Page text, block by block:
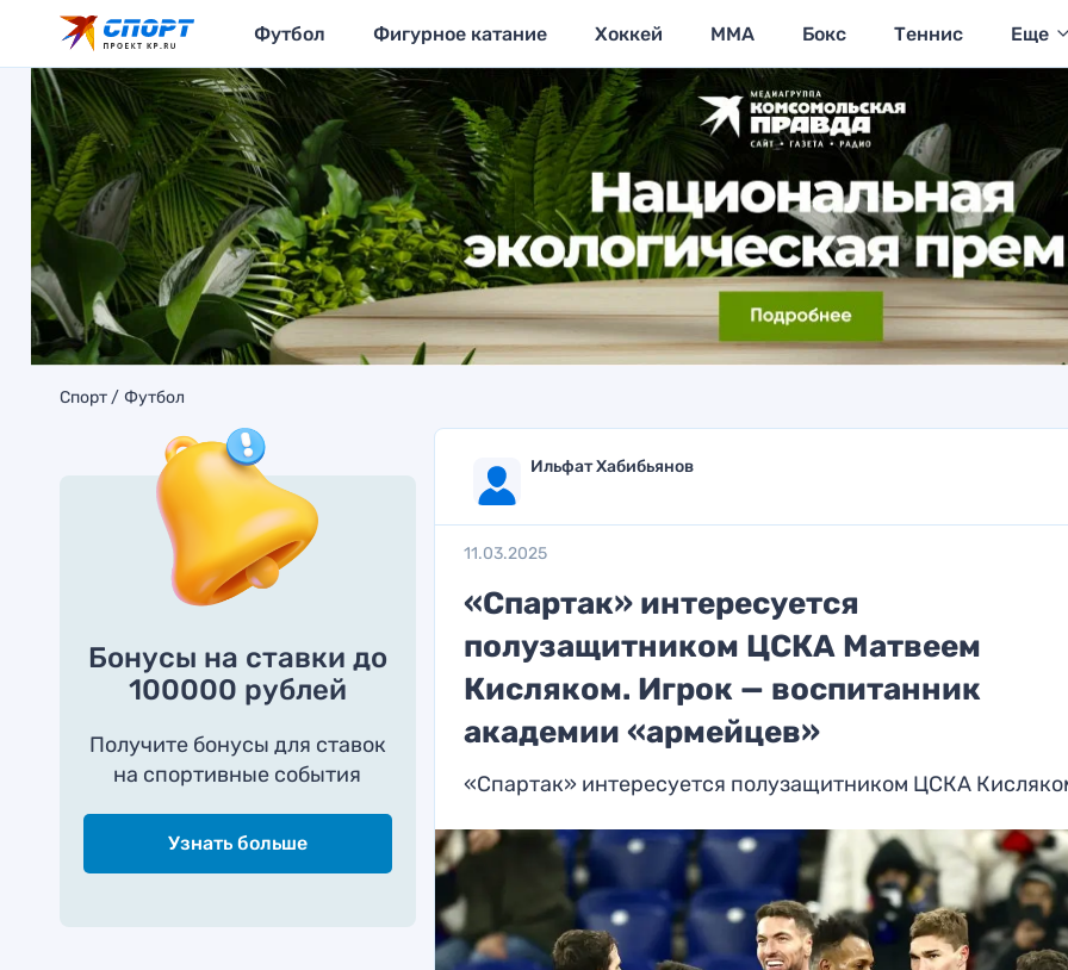
Футбол Фигурное катание Хоккей MMA Бокс Теннис Еще
Спорт Футбол
Бонусы на ставки до
100000 рублей
Получите бонусы для ставок
на спортивные события
Узнать больше
Ильфат Хабибьянов
11.03.2025
«Спартак» интересуется
полузащитником ЦСКА Матвеем
Кисляком. Игрок — воспитанник
академии «армейцев»
«Спартак» интересуется полузащитником ЦСКА